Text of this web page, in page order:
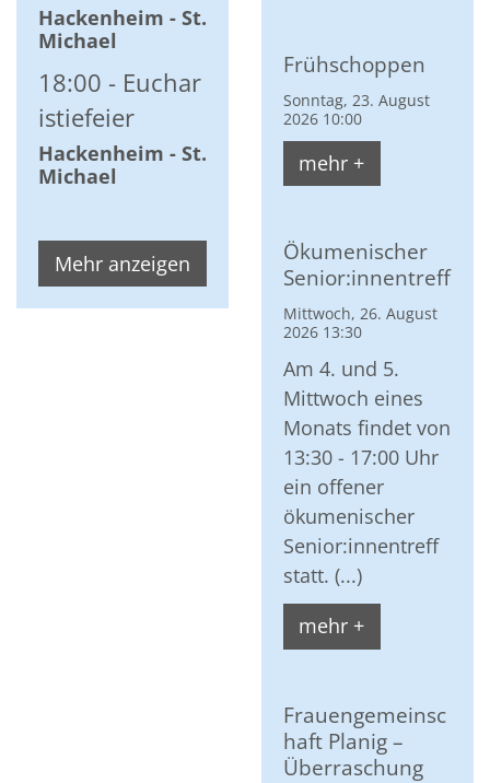
Hackenheim - St.
Michael
18:00
Euchar
istiefeier
Hackenheim - St.
Michael
Mehr anzeigen
Frühschoppen
Sonntag, 23. August
2026 10:00
mehr +
Ökumenischer
Senior:innentreff
Mittwoch, 26. August
2026 13:30
Am 4. und 5.
Mittwoch eines
Monats findet von
13:30 - 17:00 Uhr
ein offener
ökumenischer
Senior:innentreff
statt. (...)
mehr +
Frauengemeinsc
haft Planig –
Überraschung